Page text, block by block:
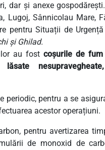
dar și anexe
Lugoj, Sânnicolau Mare,
pentru Situații de
și Ghilad.
au fost coșurile de fum
periodic, pentru a se
acestor operațiuni.
pentru avertizarea
de monoxid de